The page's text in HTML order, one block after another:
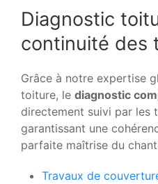
Diagnostic
continuité des
Grâce à notre expertise
toiture, le diagnostic
directement suivi par les
garantissant une
parfaite maîtrise du
Travaux de